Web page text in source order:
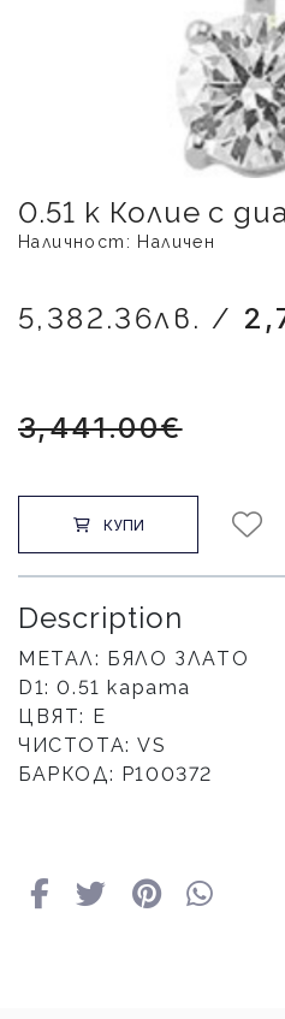
0.51 к Колие с
Наличност: Наличен
5,382.36лв. /
3,441.00€
КУПИ
Description
МЕТАЛ: БЯЛО ЗЛАТО
D1: 0.51 карата
ЦВЯТ: E
ЧИСТОТА: VS
БАРКОД: P100372